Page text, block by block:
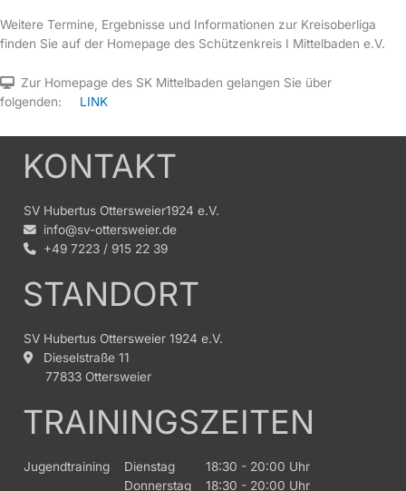
Weitere Termine, Ergebnisse und Informationen zur Kreisoberliga
finden Sie auf der Homepage des Schützenkreis I Mittelbaden e.V.
Zur Homepage des SK Mittelbaden gelangen Sie über
folgenden: LINK
KONTAKT
SV Hubertus Ottersweier1924 e.V.
info@sv-ottersweier.de
+49 7223 / 915 22 39
STANDORT
SV Hubertus Ottersweier 1924 e.V.
Dieselstraße 11
77833 Ottersweier
TRAININGSZEITEN
Jugendtraining
Dienstag
Donnerstag
18:30 - 20:00 Uhr
18:30 - 20:00 Uhr